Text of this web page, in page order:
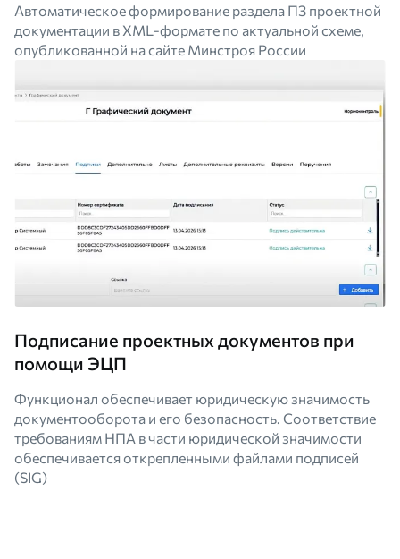
Автоматическое формирование раздела ПЗ проектной
документации в XML-формате по актуальной схеме,
опубликованной на сайте Минстроя России
Подписание проектных документов при
помощи ЭЦП
Функционал обеспечивает юридическую значимость
документооборота и его безопасность. Соответствие
требованиям НПА в части юридической значимости
обеспечивается открепленными файлами подписей
(SIG)